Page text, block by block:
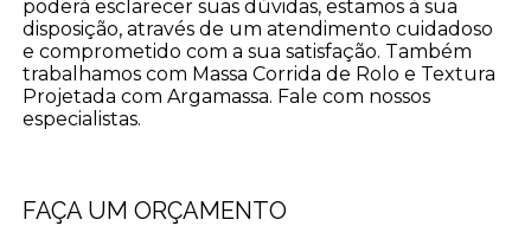
poderá esclarecer suas dúvidas, estamos à sua
disposição, através de um atendimento cuidadoso
e comprometido com a sua satisfação. Também
trabalhamos com Massa Corrida de Rolo e Textura
Projetada com Argamassa. Fale com nossos
especialistas.
FAÇA UM ORÇAMENTO